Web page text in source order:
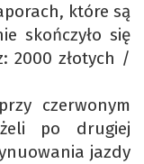
które są
skończyło się
2000 złotych /
czerwonym
po drugiej
jazdy